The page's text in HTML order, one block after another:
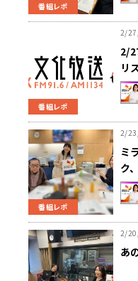
番組レポ
番組レポ
2/
2/
リ
者
番組レポ
2/
ミ
ク
起
2/
あ